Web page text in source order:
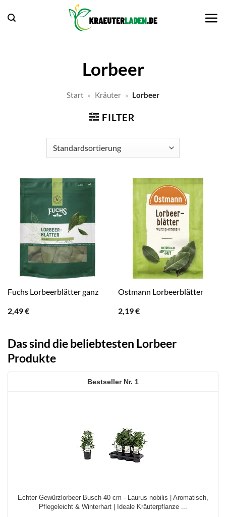
Inhalt
Lorbeer
Start » Kräuter » Lorbeer
FILTER
Fuchs Lorbeerblätter ganz
2,49€
Ostmann Lorbeerblätter
2,19€
Das sind die beliebtesten Lorbeer
Produkte
1
Echter Gewürzlorbeer Busch 40 cm - Laurus nobilis | Aromatisch,
Pflegeleicht & Winterhart | Ideale Kräuterpflanze ...